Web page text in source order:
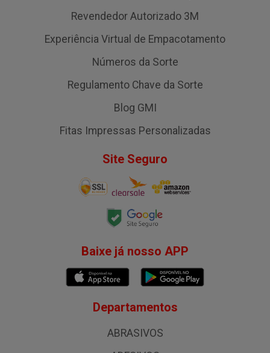
Revendedor Autorizado 3M
Experiência Virtual de Empacotamento
Números da Sorte
Regulamento Chave da Sorte
Blog GMI
Fitas Impressas Personalizadas
Site Seguro
Baixe já nosso APP
Departamentos
ABRASIVOS